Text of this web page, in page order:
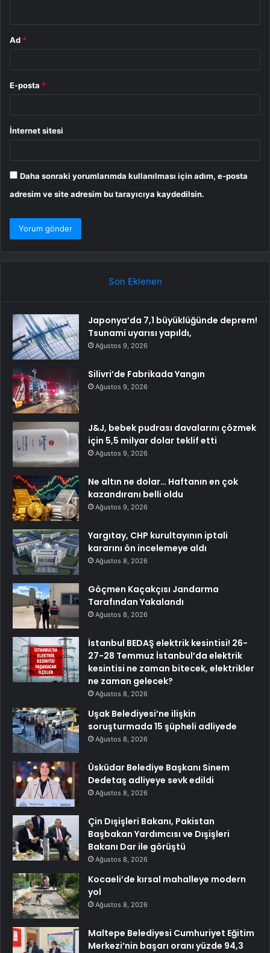
Ad *
E-posta *
İnternet sitesi
Daha sonraki yorumlarımda kullanılması için adım, e-posta
adresim ve site adresim bu tarayıcıya kaydedilsin.
Son Eklenen
Japonya’da 7,1 büyüklüğünde deprem!
Tsunami uyarısı yapıldı,
Ağustos 9, 2026
Silivri’de Fabrikada Yangın
Ağustos 9, 2026
J&J, bebek pudrası davalarını çözmek
için 5,5 milyar dolar teklif etti
Ağustos 9, 2026
Ne altın ne dolar… Haftanın en çok
kazandıranı belli oldu
Ağustos 9, 2026
Yargıtay, CHP kurultayının iptali
kararını ön incelemeye aldı
Ağustos 8, 2026
Göçmen Kaçakçısı Jandarma
Tarafından Yakalandı
Ağustos 8, 2026
İstanbul BEDAŞ elektrik kesintisi! 26-
27-28 Temmuz İstanbul’da elektrik
kesintisi ne zaman bitecek, elektrikler
ne zaman gelecek?
Ağustos 8, 2026
Uşak Belediyesi’ne ilişkin
soruşturmada 15 şüpheli adliyede
Ağustos 8, 2026
Üsküdar Belediye Başkanı Sinem
Dedetaş adliyeye sevk edildi
Ağustos 8, 2026
Çin Dışişleri Bakanı, Pakistan
Başbakan Yardımcısı ve Dışişleri
Bakanı Dar ile görüştü
Ağustos 8, 2026
Kocaeli’de kırsal mahalleye modern
yol
Ağustos 8, 2026
Maltepe Belediyesi Cumhuriyet Eğitim
Merkezi’nin başarı oranı yüzde 94,3